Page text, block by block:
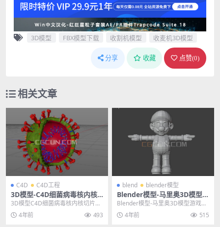
3D模型 FBX模型下载 收割机模型 收麦机3D模型
分享 收藏 点赞(0)
相关文章
C4D C4D工程
3D模型-C4D细菌病毒核内核
切片结构模型 格式支持C4D O
BJ
3D模型C4D细菌病毒核内核切片结
构模型 格式支持C4D OBJ 其他推荐:
3... 4年前 493
blend blender模型
Blender模型-马里奥3D模型游
戏人物模型素材
Blender模型-马里奥3D模型游戏人
物模型素材 其他推荐: Blender模...
4年前 515